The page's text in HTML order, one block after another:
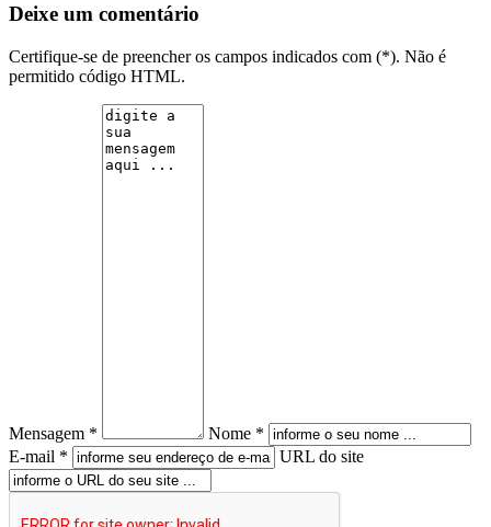
Deixe um comentário
Certifique-se de preencher os campos indicados com (*). Não é
permitido código HTML.
Mensagem *
Nome *
E-mail *
URL do site